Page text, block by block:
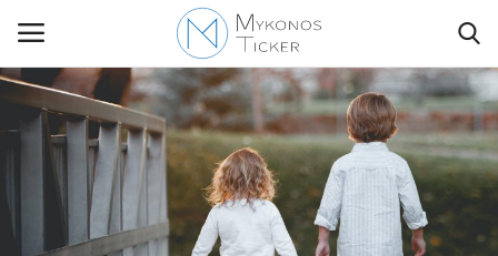
Contact Us